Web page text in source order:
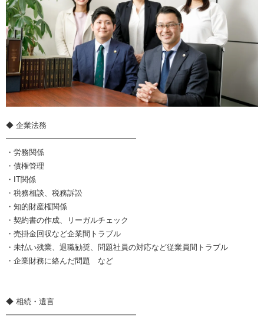
◆ 企業法務
━━━━━━━━━━━━━━━━━
・労務関係
・債権管理
・IT関係
・税務相談、税務訴訟
・知的財産権関係
・契約書の作成、リーガルチェック
・売掛金回収など企業間トラブル
・未払い残業、退職勧奨、問題社員の対応など従業員間トラブル
・企業財務に絡んだ問題 など
◆ 相続・遺言
━━━━━━━━━━━━━━━━━